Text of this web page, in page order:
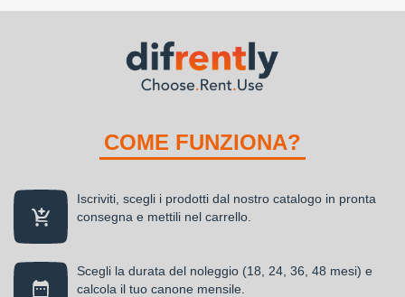
COME FUNZIONA?
Iscriviti, scegli i prodotti dal nostro catalogo in pronta
consegna e mettili nel carrello.
Scegli la durata del noleggio (18, 24, 36, 48 mesi) e
calcola il tuo canone mensile.